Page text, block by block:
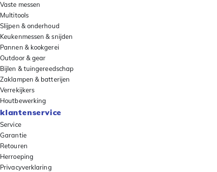
Vaste messen
Multitools
Slijpen & onderhoud
Keukenmessen & snijden
Pannen & kookgerei
Outdoor & gear
Bijlen & tuingereedschap
Zaklampen & batterijen
Verrekijkers
Houtbewerking
klantenservice
Service
Garantie
Retouren
Herroeping
Privacyverklaring